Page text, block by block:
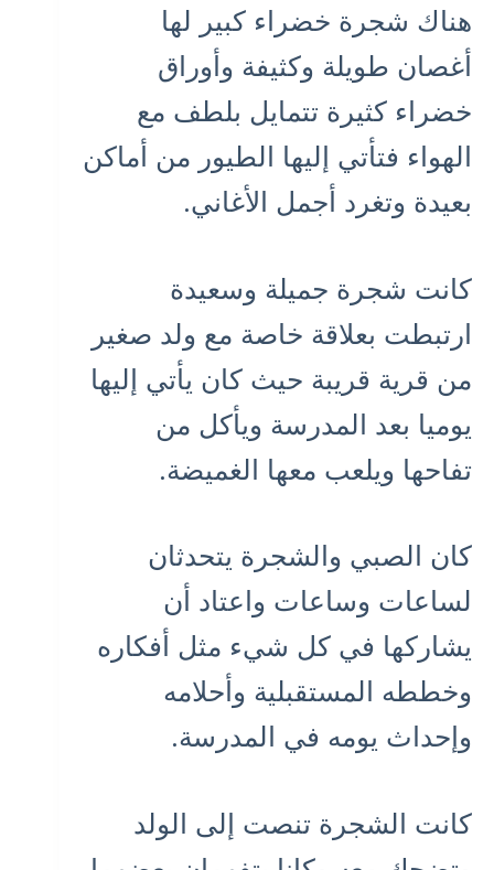
هناك شجرة خضراء كبير لها
أغصان طويلة وكثيفة وأوراق
خضراء كثيرة تتمايل بلطف مع
الهواء فتأتي إليها الطيور من أماكن
بعيدة وتغرد أجمل الأغاني.
كانت شجرة جميلة وسعيدة
ارتبطت بعلاقة خاصة مع ولد صغير
من قرية قريبة حيث كان يأتي إليها
يوميا بعد المدرسة ويأكل من
تفاحها ويلعب معها الغميضة.
كان الصبي والشجرة يتحدثان
لساعات وساعات واعتاد أن
يشاركها في كل شيء مثل أفكاره
وخططه المستقبلية وأحلامه
وإحداث يومه في المدرسة.
كانت الشجرة تنصت إلى الولد